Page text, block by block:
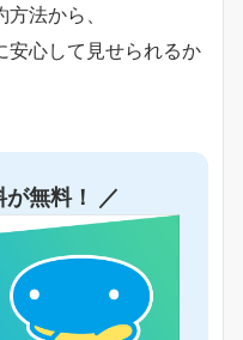
法から、
安心して見せられるか
無料！ ／